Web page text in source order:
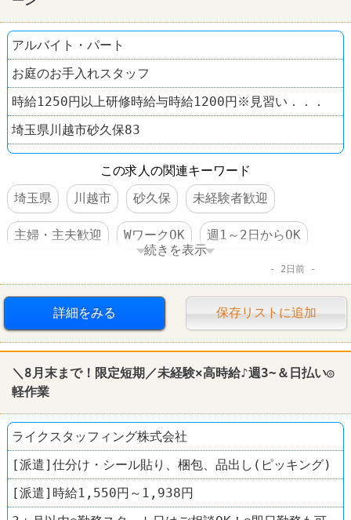
アルバイト・パート
お庭のお手入れスタッフ
時給1250円以上研修時給与時給1200円※見習い．．．
埼玉県川越市砂久保83
この求人の関連キーワード
埼玉県
川越市 砂久保 未経験者歓迎
主婦・主夫歓迎 WワークOK 週1～2日からOK
制服あり 社員登用あり 車・バイク通勤可
賞与あり ダスキン
続きを表示
2日前
詳細をみる 保存リストに追加
＼8月末まで！限定短期／未経験×高時給♪週3~＆日払い◎
軽作業
ライクスタッフィング株式会社
[派遣]仕分け・シール貼り、梱包、品出し(ピッキング)
[派遣]時給1,550円～1,938円